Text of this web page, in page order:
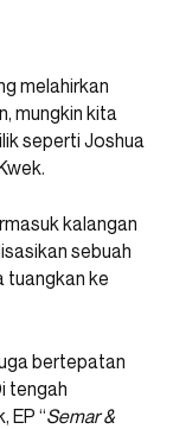
melahirkan
mungkin kita
seperti Joshua
kalangan
sebuah
tuangkan ke
bertepatan
tengah
EP “Semar &